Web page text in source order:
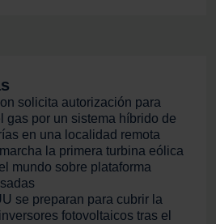
solicita autorización para
gas por un sistema híbrido de
en una localidad remota
la primera turbina eólica
mundo sobre plataforma
se preparan para cubrir la
fotovoltaicos tras el